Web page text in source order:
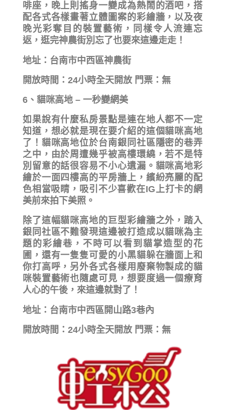
啡座，晚上則搖身一變成為熱鬧的酒吧，搭
配各式各樣畫著立體圖案的彩繪牆，以及夜
晚光彩奪目的裝置藝術，同樣令人流連忘
返，逛完神農街別忘了也要來這邊走走！
地址：台南市中西區神農街
開放時間：24小時全天開放 門票：無
6、貓咪高地 – 一秒變網美
如果說有什麼私房景點是連在地人都不一定
知道，想必就是現在要介紹的這個貓咪高地
了！貓咪高地位於台南銀同社區隱密的巷弄
之中，由於周遭幾乎被高樓環繞，若不是特
別留意的話很容易不小心遺漏。貓咪高地彩
繪於一面四樓高的平房牆上，繽紛亮麗的配
色相當吸睛，吸引不少喜歡在IG上打卡的網
美前來拍下美照。
除了這幅貓咪高地的巨型彩繪牆之外，踏入
銀同社區不難發現這邊被打造成以貓咪為主
題的彩繪巷，不時可以看到貓掌造型的花
圃，還有一隻隻可愛的小黑貓躲在牆面上和
你打高呼，另外各式各樣用廢棄物製成的貓
咪裝置藝術也隨處可見，想要度過一個療育
人心的午後，來這邊就對了！
地址：台南市中西區開山路3巷內
開放時間：24小時全天開放 門票：無